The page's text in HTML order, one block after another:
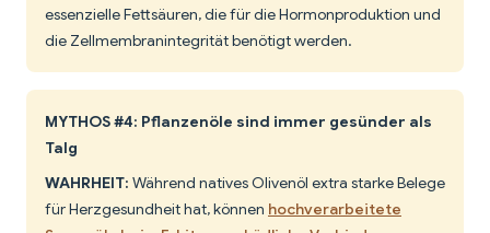
essenzielle Fettsäuren, die für die Hormonproduktion und
die Zellmembranintegrität benötigt werden.
MYTHOS #4: Pflanzenöle sind immer gesünder als
Talg
WAHRHEIT: Während natives Olivenöl extra starke Belege
für Herzgesundheit hat, können hochverarbeitete